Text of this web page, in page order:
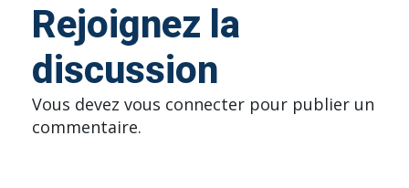
Rejoignez la
discussion
Vous devez vous connecter pour publier un
commentaire.